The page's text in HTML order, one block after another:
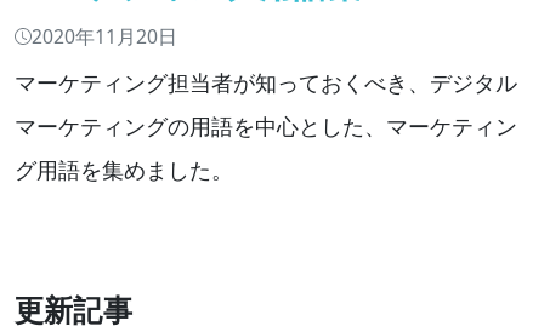
2020年11月20日
マーケティング担当者が知っておくべき、デジタル
マーケティングの用語を中心とした、マーケティン
グ用語を集めました。
更新記事